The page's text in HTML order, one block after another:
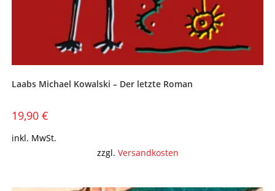
Laabs Michael Kowalski – Der letzte Roman
19,90 €
inkl. MwSt.
zzgl. Versandkosten